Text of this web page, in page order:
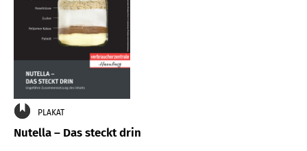
PLAKAT
Nutella – Das steckt drin